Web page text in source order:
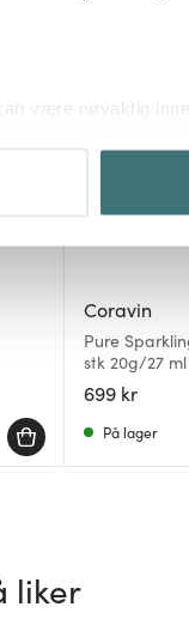
være nøyaktig
om
annenCoravin
Pure
stk 20g/27 ml
699 kr
På lager
liker